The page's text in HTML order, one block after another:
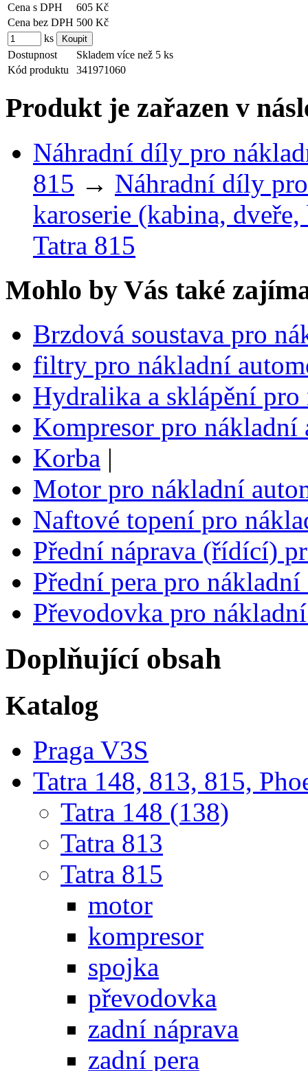
Cena s DPH
605 Kč
Cena bez DPH 500 Kč
ks
Dostupnost
Skladem více než 5 ks
Kód produktu
341971060
Produkt je zařazen v
Náhradní díly pro
815 → Náhradní díly
karoserie (kabina,
Tatra 815
Mohlo by Vás také
Brzdová soustava pro
filtry pro nákladní
Hydralika a sklápění
Kompresor pro nákladní
Korba |
Motor pro nákladní
Naftové topení pro
Přední náprava (řídící)
Přední pera pro
Převodovka pro
Doplňující obsah
Katalog
Praga V3S
Tatra 148, 813, 815,
Tatra 148 (138)
Tatra 813
Tatra 815
motor
kompresor
spojka
převodovka
zadní náprava
zadní pera